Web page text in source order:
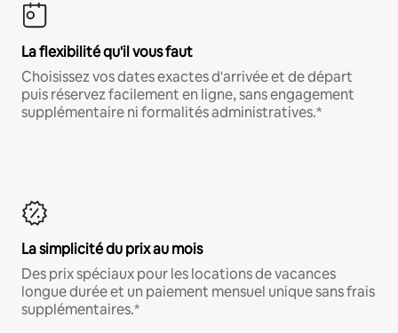
La flexibilité qu'il vous faut
Choisissez vos dates exactes d'arrivée et de départ
puis réservez facilement en ligne, sans engagement
supplémentaire ni formalités administratives.*
La simplicité du prix au mois
Des prix spéciaux pour les locations de vacances
longue durée et un paiement mensuel unique sans frais
supplémentaires.*